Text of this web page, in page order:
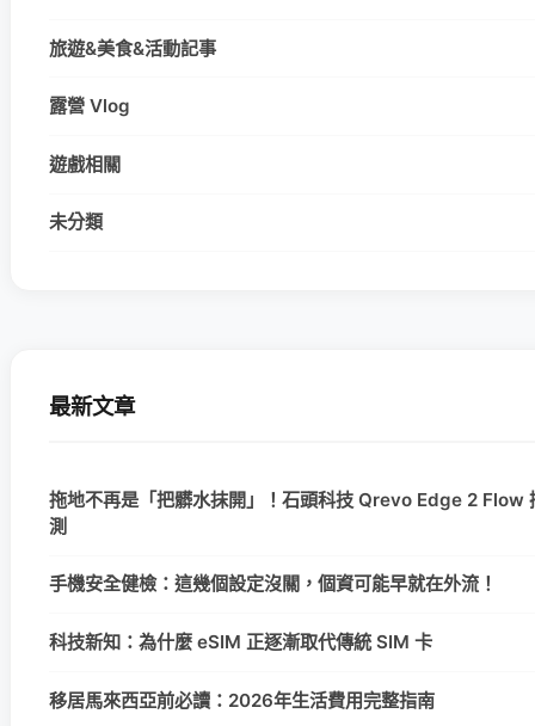
旅遊&美食&活動記事
露營 Vlog
遊戲相關
未分類
最新文章
拖地不再是「把髒水抹開」！石頭科技 Qrevo Edge 2 Flow
測
手機安全健檢：這幾個設定沒關，個資可能早就在外流！
科技新知：為什麼 eSIM 正逐漸取代傳統 SIM 卡
移居馬來西亞前必讀：2026年生活費用完整指南